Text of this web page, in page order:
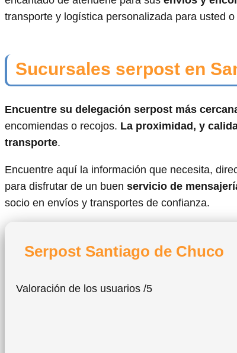
transporte y logística personalizada para usted
Sucursales serpost en
Encuentre su delegación serpost más
encomiendas o recojos. La proximidad, y
transporte.
Encuentre aquí la información que necesita,
para disfrutar de un buen servicio de
socio en envíos y transportes de confianza.
Serpost Santiago de Chuco
Valoración de los usuarios /5